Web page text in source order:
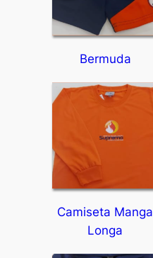
Bermuda
Camiseta Manga
Longa